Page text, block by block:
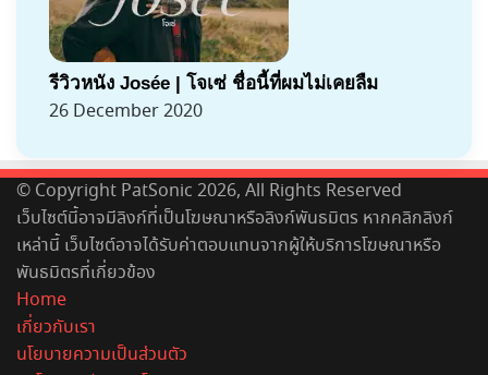
รีวิวหนัง Josée | โจเซ่ ชื่อนี้ที่ผมไม่เคยลืม
26 December 2020
© Copyright PatSonic 2026, All Rights Reserved
เว็บไซต์นี้อาจมีลิงก์ที่เป็นโฆษณาหรือลิงก์พันธมิตร หากคลิกลิงก์
เหล่านี้ เว็บไซต์อาจได้รับค่าตอบแทนจากผู้ให้บริการโฆษณาหรือ
พันธมิตรที่เกี่ยวข้อง
Home
เกี่ยวกับเรา
นโยบายความเป็นส่วนตัว